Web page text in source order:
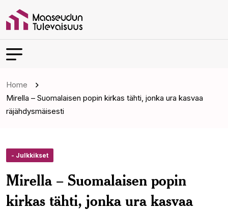
Home
Mirella – Suomalaisen popin kirkas tähti, jonka ura kasvaa
räjähdysmäisesti
- Julkkikset
Mirella – Suomalaisen popin
kirkas tähti, jonka ura kasvaa